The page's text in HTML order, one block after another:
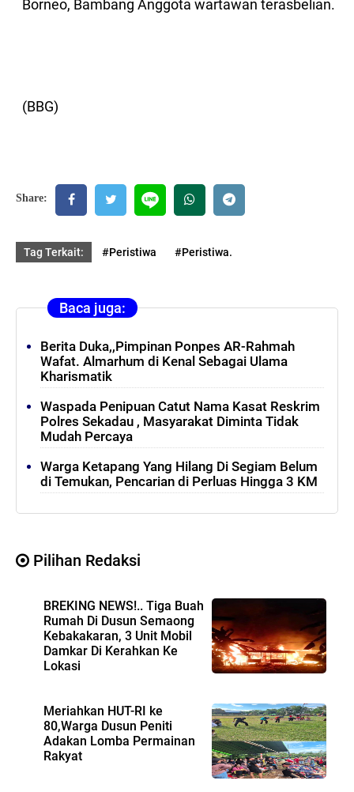
Borneo, Bambang Anggota wartawan terasbelian.
(BBG)
Share:
Tag Terkait: #Peristiwa #Peristiwa.
Baca juga:
Berita Duka,,Pimpinan Ponpes AR-Rahmah
Wafat. Almarhum di Kenal Sebagai Ulama
Kharismatik
Waspada Penipuan Catut Nama Kasat Reskrim
Polres Sekadau , Masyarakat Diminta Tidak
Mudah Percaya
Warga Ketapang Yang Hilang Di Segiam Belum
di Temukan, Pencarian di Perluas Hingga 3 KM
Pilihan Redaksi
BREKING NEWS!.. Tiga Buah
Rumah Di Dusun Semaong
Kebakakaran, 3 Unit Mobil
Damkar Di Kerahkan Ke
Lokasi
Meriahkan HUT-RI ke
80,Warga Dusun Peniti
Adakan Lomba Permainan
Rakyat